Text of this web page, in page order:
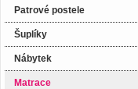
Patrové postele
Šuplíky
Nábytek
Matrace